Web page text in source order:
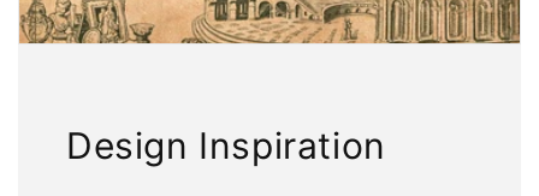
Design Inspiration